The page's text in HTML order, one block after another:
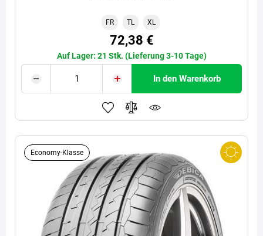
FR TL XL
72,38 €
Auf Lager: 21 Stk. (Lieferung 3-10 Tage)
In den Warenkorb
Economy-Klasse